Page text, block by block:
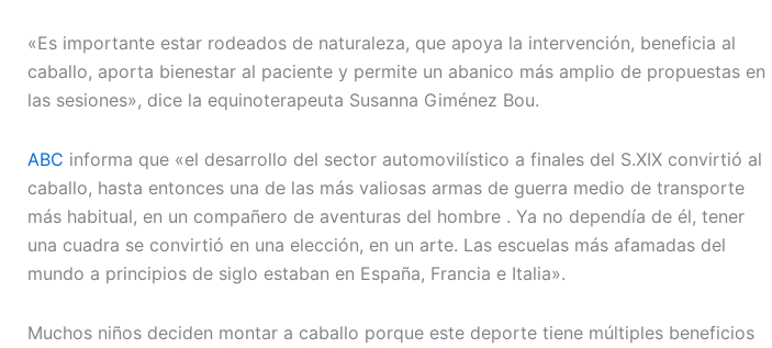
«Es importante estar rodeados de naturaleza, que apoya la intervención, beneficia al
caballo, aporta bienestar al paciente y permite un abanico más amplio de propuestas en
las sesiones», dice la equinoterapeuta Susanna Giménez Bou.
ABC informa que «el desarrollo del sector automovilístico a finales del S.XIX convirtió al
caballo, hasta entonces una de las más valiosas armas de guerra medio de transporte
más habitual, en un compañero de aventuras del hombre . Ya no dependía de él, tener
una cuadra se convirtió en una elección, en un arte. Las escuelas más afamadas del
mundo a principios de siglo estaban en España, Francia e Italia».
Muchos niños deciden montar a caballo porque este deporte tiene múltiples beneficios